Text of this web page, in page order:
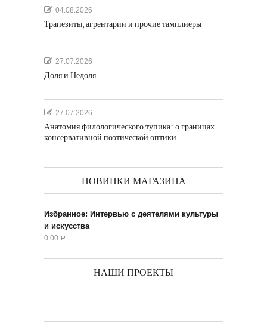
04.08.2026
Трапезиты, агрентарии и прочие тамплиеры
27.07.2026
Доля и Недоля
27.07.2026
Анатомия филологического тупика: о границах
консервативной поэтической оптики
НОВИНКИ МАГАЗИНА
Избранное: Интервью с деятелями культуры
и искусства
0.00 Р
НАШИ ПРОЕКТЫ